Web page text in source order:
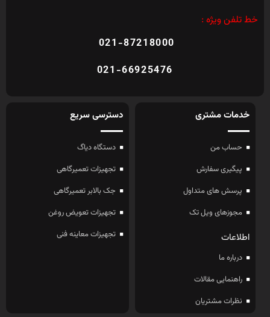
خط تلفن ویژه :
021-87218000
021-66925476
خدمات مشتری
حساب من
پیگیری سفارش
پرسش های متداول
مجوزهای ویل تک
اطلاعات
درباره ما
راهنمایی مقالات
نظرات مشتریان
دسترسی سریع
دستگاه دیاگ
تجهیزات تعمیرگاهی
جک بالابر تعمیرگاهی
تجهیزات تعویض روغن
تجهیزات معاینه فنی